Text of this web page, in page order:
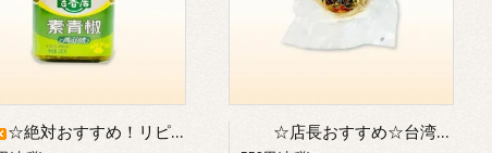
☆絶対おすすめ！リピーター続出☆／《吉香居》素青椒（スーチンジャオ：240g入り）／青唐辛子の食べるラー油／※常温または冷蔵発送可【瓶物のため冷凍不可】 ☆店長おすすめ☆台湾屋台で大人気☆ 成功胡椒餅（フージャオビン：こしょうもち）／１個／※冷凍または冷蔵発送のみ【常温発送不可】／◆別途クール便代がかかります